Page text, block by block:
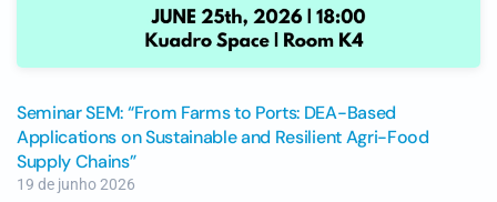
Seminar SEM: “From Farms to Ports: DEA-Based
Applications on Sustainable and Resilient Agri-Food
Supply Chains”
19 de junho 2026